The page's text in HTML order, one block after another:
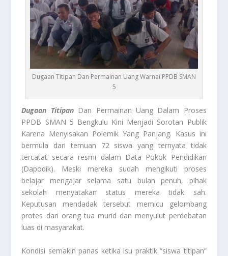
Dugaan Titipan Dan Permainan Uang Warnai PPDB SMAN
5
Dugaan TitipanDan Permainan Uang Dalam Proses
PPDB SMAN 5 Bengkulu Kini Menjadi Sorotan Publik
Karena Menyisakan Polemik Yang Panjang. Kasus ini
bermula dari temuan 72 siswa yang ternyata tidak
tercatat secara resmi dalam Data Pokok Pendidikan
(Dapodik). Meski mereka sudah mengikuti proses
belajar mengajar selama satu bulan penuh, pihak
sekolah menyatakan status mereka tidak sah.
Keputusan mendadak tersebut memicu gelombang
protes dari orang tua murid dan menyulut perdebatan
luas di masyarakat.
Kondisi semakin panas ketika isu praktik “siswa titipan”